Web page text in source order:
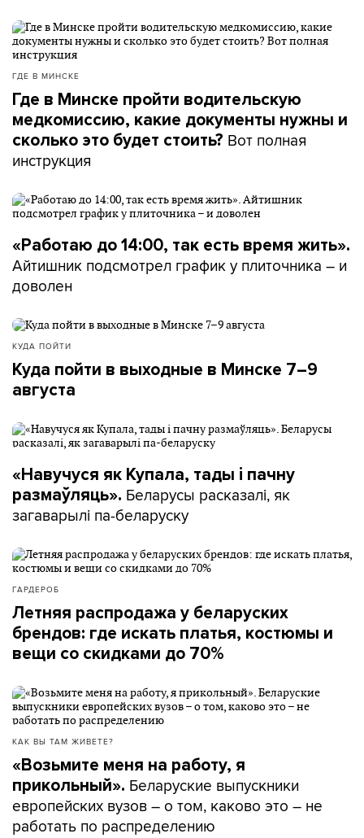
ГДЕ В МИНСКЕ
Где в Минске пройти водительскую
медкомиссию, какие документы нужны и
сколько это будет стоить? Вот полная
инструкция
«Работаю до 14:00, так есть время жить».
Айтишник подсмотрел график у плиточника – и
доволен
КУДА ПОЙТИ
Куда пойти в выходные в Минске 7–9
августа
«Навучуся як Купала, тады і пачну
размаўляць». Беларусы расказалі, як
загаварылі па-беларуску
ГАРДЕРОБ
Летняя распродажа у беларуских
брендов: где искать платья, костюмы и
вещи со скидками до 70%
КАК ВЫ ТАМ ЖИВЕТЕ?
«Возьмите меня на работу, я
прикольный». Беларуские выпускники
европейских вузов – о том, каково это – не
работать по распределению